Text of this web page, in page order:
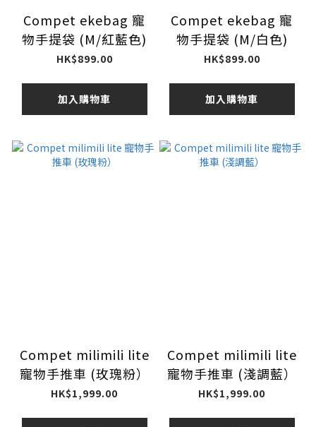
Compet ekebag 寵
物手提袋 (M/紅藍色)
HK$899.00
加入購物車
Compet ekebag 寵
物手提袋 (M/白色)
HK$899.00
加入購物車
Compet milimili lite
寵物手推車 (玫瑰粉）
HK$1,999.00
Compet milimili lite
寵物手推車 (淺調藍）
HK$1,999.00